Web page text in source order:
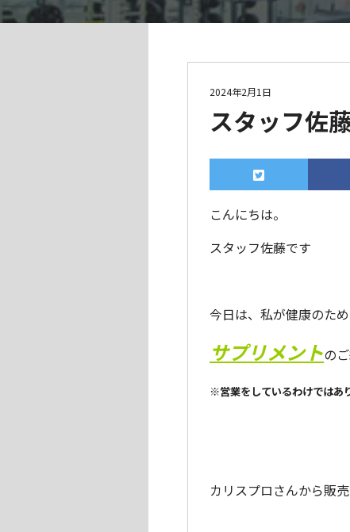
2024年2月1日
スタッフ佐
こんにちは。
スタッフ佐藤です
今日は、私が健康のた
サプリメントの
※営業をしているわけではあ
カリスプロさんから販